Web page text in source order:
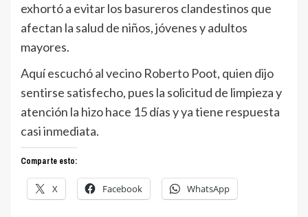
exhortó a evitar los basureros clandestinos que
afectan la salud de niños, jóvenes y adultos
mayores.
Aquí escuchó al vecino Roberto Poot, quien dijo
sentirse satisfecho, pues la solicitud de limpieza y
atención la hizo hace 15 días y ya tiene respuesta
casi inmediata.
Comparte esto:
X Facebook WhatsApp